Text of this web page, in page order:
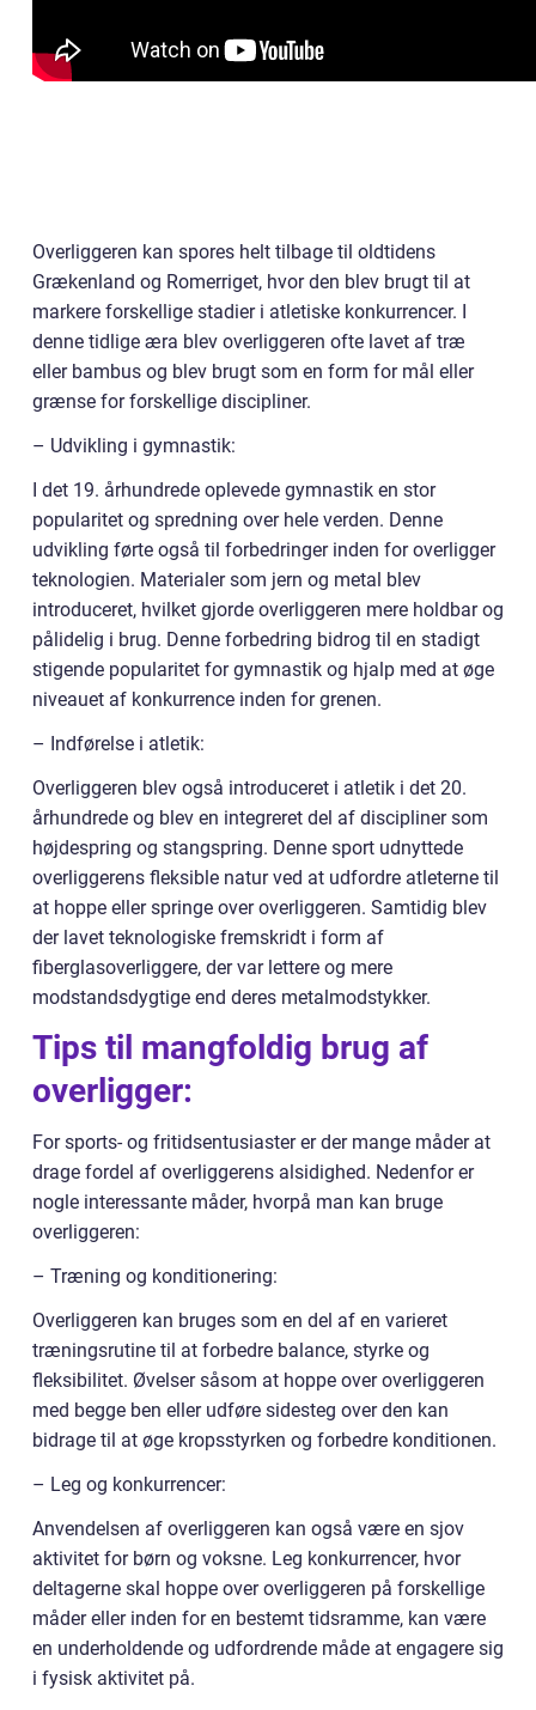
Overliggeren kan spores helt tilbage til oldtidens
Grækenland og Romerriget, hvor den blev brugt til at
markere forskellige stadier i atletiske konkurrencer. I
denne tidlige æra blev overliggeren ofte lavet af træ
eller bambus og blev brugt som en form for mål eller
grænse for forskellige discipliner.
– Udvikling i gymnastik:
I det 19. århundrede oplevede gymnastik en stor
popularitet og spredning over hele verden. Denne
udvikling førte også til forbedringer inden for overligger
teknologien. Materialer som jern og metal blev
introduceret, hvilket gjorde overliggeren mere holdbar og
pålidelig i brug. Denne forbedring bidrog til en stadigt
stigende popularitet for gymnastik og hjalp med at øge
niveauet af konkurrence inden for grenen.
– Indførelse i atletik:
Overliggeren blev også introduceret i atletik i det 20.
århundrede og blev en integreret del af discipliner som
højdespring og stangspring. Denne sport udnyttede
overliggerens fleksible natur ved at udfordre atleterne til
at hoppe eller springe over overliggeren. Samtidig blev
der lavet teknologiske fremskridt i form af
fiberglasoverliggere, der var lettere og mere
modstandsdygtige end deres metalmodstykker.
Tips til mangfoldig brug af
overligger:
For sports- og fritidsentusiaster er der mange måder at
drage fordel af overliggerens alsidighed. Nedenfor er
nogle interessante måder, hvorpå man kan bruge
overliggeren:
– Træning og konditionering:
Overliggeren kan bruges som en del af en varieret
træningsrutine til at forbedre balance, styrke og
fleksibilitet. Øvelser såsom at hoppe over overliggeren
med begge ben eller udføre sidesteg over den kan
bidrage til at øge kropsstyrken og forbedre konditionen.
– Leg og konkurrencer:
Anvendelsen af overliggeren kan også være en sjov
aktivitet for børn og voksne. Leg konkurrencer, hvor
deltagerne skal hoppe over overliggeren på forskellige
måder eller inden for en bestemt tidsramme, kan være
en underholdende og udfordrende måde at engagere sig
i fysisk aktivitet på.